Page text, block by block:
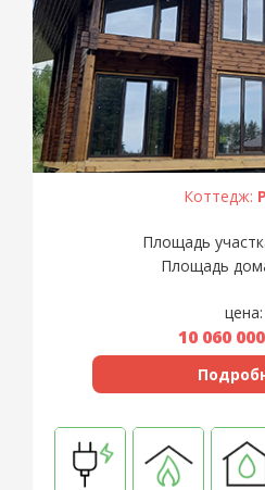
Коттедж:
Площадь
Площадь
цена:
10 060 000